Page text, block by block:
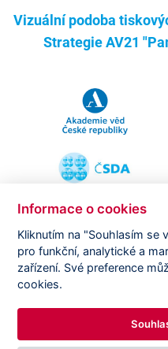
Vizuální podoba
Strategie AV21
Copyright © CVVM |
Prohlášení o
Informace o cookies
Kliknutím na "Souhlasím se
pro funkční, analytické a
zařízení. Své preference
cookies.